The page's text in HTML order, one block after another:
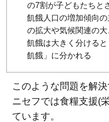
NPO
法人
ワー
ル
ド・
ビジ
ョ
ン・
ジャ
の7割が子どもたちと
飢餓人口の増加傾向
の拡大や気候関連の
飢餓は大きく分ける
飢餓」に分かれる
このような問題を解
ニセフでは食糧支援(
ています。